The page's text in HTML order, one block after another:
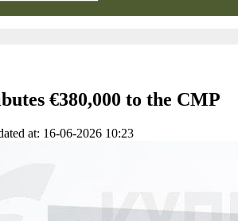
€380,000 to the CMP
at: 16-06-2026 10:23